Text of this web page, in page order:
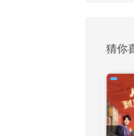
猜你